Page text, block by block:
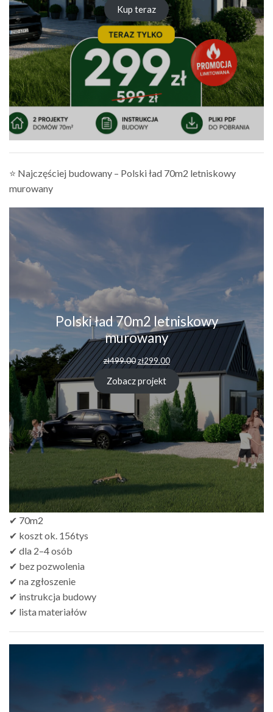
Kup teraz
⭐ Najczęściej budowany – Polski ład 70m2 letniskowy
murowany
Polski ład 70m2 letniskowy
murowany
zł499.00Pierwotna
cena
wynosiła:
zł499.00.
zł299.00Aktualna
cena
wynosi:
zł299.00.
Zobacz projekt
✔ 70m2
✔ koszt ok. 156tys
✔ dla 2–4 osób
✔ bez pozwolenia
✔ na zgłoszenie
✔ instrukcja budowy
✔ lista materiałów